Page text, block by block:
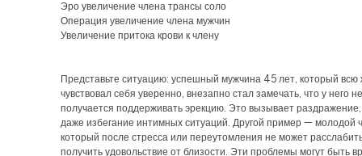
Эро увеличение члена трансы соло
Операция увеличение члена мужчин
Увеличение притока крови к члену
Представьте ситуацию: успешный мужчина 45 лет, который всю
чувствовал себя уверенно, внезапно стал замечать, что у него
получается поддерживать эрекцию. Это вызывает раздражение,
даже избегание интимных ситуаций. Другой пример — молодой
который после стресса или переутомления не может
получить удовольствие от близости. Эти проблемы могут быть